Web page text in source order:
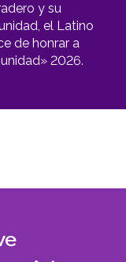
y su
el Latino
de honrar a
2026.